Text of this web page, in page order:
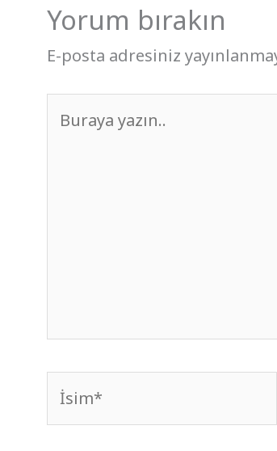
Yorum bırakın
E-posta adresiniz
İsim*